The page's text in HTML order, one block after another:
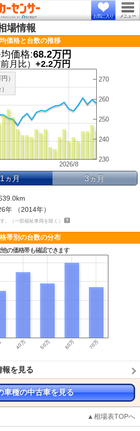
お気に入り メニュー
場情報
価格と台数の推移
価格:68.2万円
前月比） +2.2万円
2026/8
230
240
250
260
270
）
1ヵ月 3ヵ月
年 （2014年）
。（一部福祉車両を除く）
帯別の台数の分布
の価格帯も確認できます
報を見る
車種の中古車を見る
▲相場表TOPへ